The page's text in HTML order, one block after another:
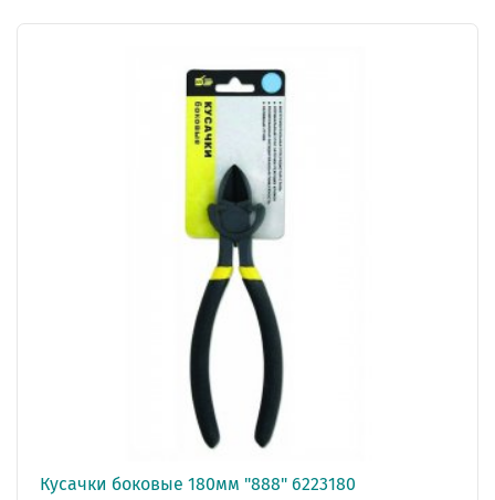
Кусачки боковые 180мм "888" 6223180